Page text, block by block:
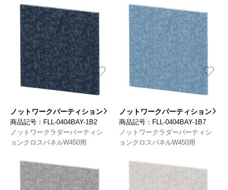
ノットワークパーティション
商品記号：FLL-0404BAY-1B2
ノットワークラダーパーティシ
ョンクロスパネルW450用
ノットワークパーティション
商品記号：FLL-0404BAY-1B7
ノットワークラダーパーティシ
ョンクロスパネルW450用